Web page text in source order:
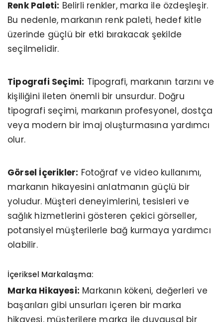
Renk Paleti: Belirli renkler, marka ile özdeşleşir.
Bu nedenle, markanın renk paleti, hedef kitle
üzerinde güçlü bir etki bırakacak şekilde
seçilmelidir.
Tipografi Seçimi: Tipografi, markanın tarzını ve
kişiliğini ileten önemli bir unsurdur. Doğru
tipografi seçimi, markanın profesyonel, dostça
veya modern bir imaj oluşturmasına yardımcı
olur.
Görsel İçerikler: Fotoğraf ve video kullanımı,
markanın hikayesini anlatmanın güçlü bir
yoludur. Müşteri deneyimlerini, tesisleri ve
sağlık hizmetlerini gösteren çekici görseller,
potansiyel müşterilerle bağ kurmaya yardımcı
olabilir.
İçeriksel Markalaşma:
Marka Hikayesi: Markanın kökeni, değerleri ve
başarıları gibi unsurları içeren bir marka
hikayesi, müşterilere marka ile duygusal bir